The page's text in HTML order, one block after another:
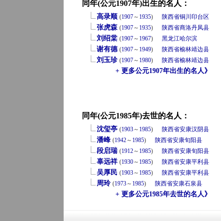
同年(公元1907年)出生的名人：
高录顺 (1907～ 1935) 陕西省铜川 印台区
张虎森 (1907～ 1935) 陕西省商洛丹凤县
刘绍棠 (1907～ 1967) 黑龙江哈尔滨
谢有德 (1907～ 1949) 陕西省榆林靖边县
刘玉珍 (1907～ 1980) 陕西省榆林靖边县
+ 更多公元1907年出生的名人》
同年(公元1985年)去世的名人：
沈玺亭 (1903～ 1985) 陕西省安康汉阴县
潘峰 (1942～ 1985) 陕西省安康旬阳县
段启瑞 (1912～ 1985) 陕西省安康旬阳县
辜远祥 (1930～ 1985) 陕西省安康平利县
吴厚民 (1903～ 1985) 陕西省安康平利县
周玲 (1973～ 1985) 陕西省安康石泉县
+ 更多公元1985年去世的名人》